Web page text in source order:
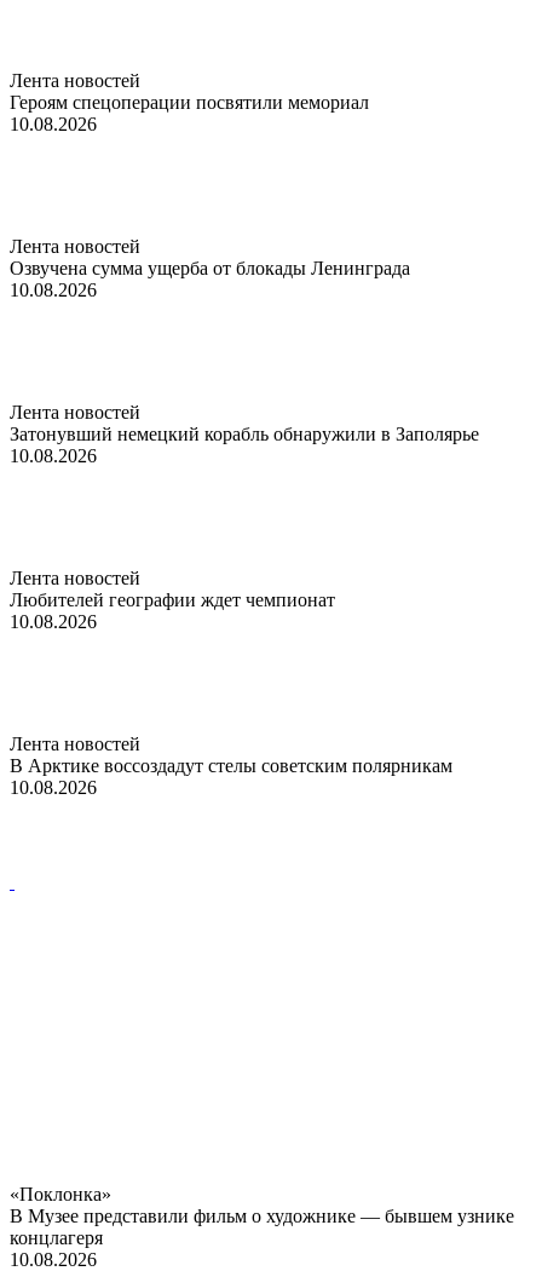
Лента новостей
Героям спецоперации посвятили мемориал
10.08.2026
Лента новостей
Озвучена сумма ущерба от блокады Ленинграда
10.08.2026
Лента новостей
Затонувший немецкий корабль обнаружили в Заполярье
10.08.2026
Лента новостей
Любителей географии ждет чемпионат
10.08.2026
Лента новостей
В Арктике воссоздадут стелы советским полярникам
10.08.2026
«Поклонка»
В Музее представили фильм о художнике — бывшем узнике
концлагеря
10.08.2026